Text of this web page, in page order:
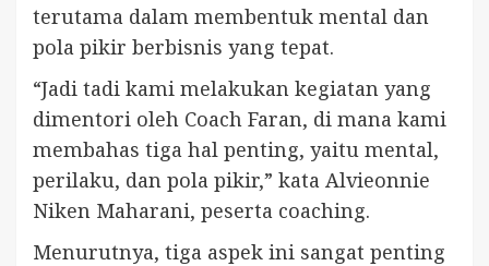
terutama dalam membentuk mental dan
pola pikir berbisnis yang tepat.
“Jadi tadi kami melakukan kegiatan yang
dimentori oleh Coach Faran, di mana kami
membahas tiga hal penting, yaitu mental,
perilaku, dan pola pikir,” kata Alvieonnie
Niken Maharani, peserta coaching.
Menurutnya, tiga aspek ini sangat penting